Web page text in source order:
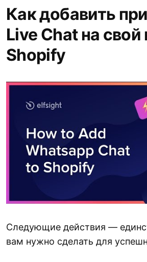
Как добавить
Live Chat на
Shopify
Следующие действия —
вам нужно сделать для